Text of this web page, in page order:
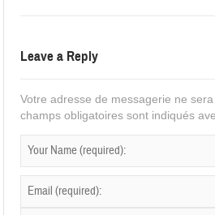
Leave a Reply
Votre adresse de messagerie ne sera
champs obligatoires sont indiqués